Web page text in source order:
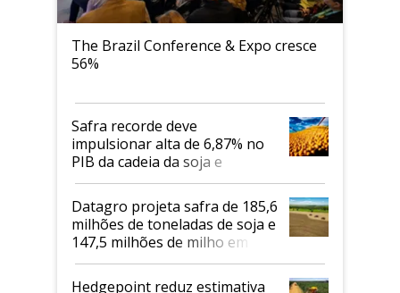
The Brazil Conference & Expo cresce
56%
Safra recorde deve
impulsionar alta de 6,87% no
PIB da cadeia da soja e
biodiesel em 2026
Datagro projeta safra de 185,6
milhões de toneladas de soja e
147,5 milhões de milho em
2026/27
Hedgepoint reduz estimativa